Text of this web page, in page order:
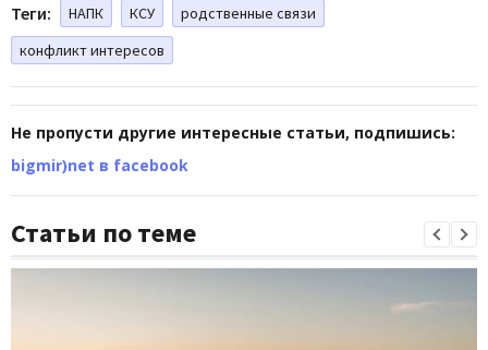
Теги: НАПК КСУ
родственные связи
конфликт интересов
Не пропусти другие интересные статьи, подпишись:
bigmir)net в facebook
Статьи по теме